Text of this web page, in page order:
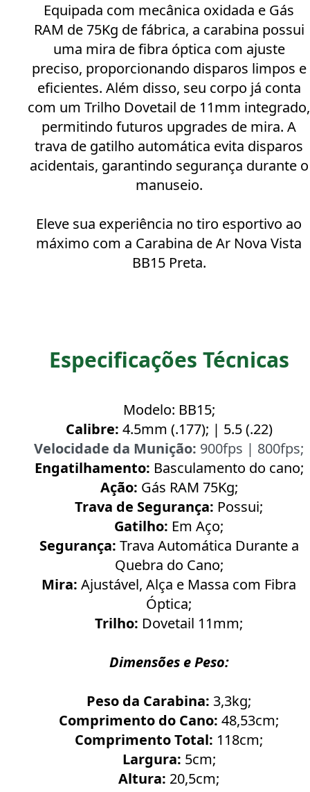
Equipada com mecânica oxidada e Gás
RAM de 75Kg de fábrica, a carabina possui
uma mira de fibra óptica com ajuste
preciso, proporcionando disparos limpos e
eficientes. Além disso, seu corpo já conta
com um Trilho Dovetail de 11mm integrado,
permitindo futuros upgrades de mira. A
trava de gatilho automática evita disparos
acidentais, garantindo segurança durante o
manuseio.
Eleve sua experiência no tiro esportivo ao
máximo com a Carabina de Ar Nova Vista
BB15 Preta.
Especificações Técnicas
Modelo: BB15;
Calibre: 4.5mm (.177); | 5.5 (.22)
Velocidade da Munição: 900fps | 800fps;
Engatilhamento: Basculamento do cano;
Ação: Gás RAM 75Kg;
Trava de Segurança: Possui;
Gatilho: Em Aço;
Segurança: Trava Automática Durante a
Quebra do Cano;
Mira: Ajustável, Alça e Massa com Fibra
Óptica;
Trilho: Dovetail 11mm;
Dimensões e Peso:
Peso da Carabina: 3,3kg;
Comprimento do Cano: 48,53cm;
Comprimento Total: 118cm;
Largura: 5cm;
Altura: 20,5cm;